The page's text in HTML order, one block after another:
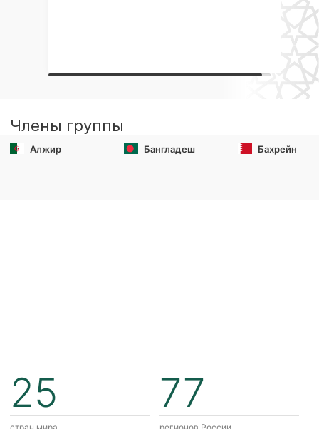
Члены группы
Алжир Бангладеш Бахрейн
25 77